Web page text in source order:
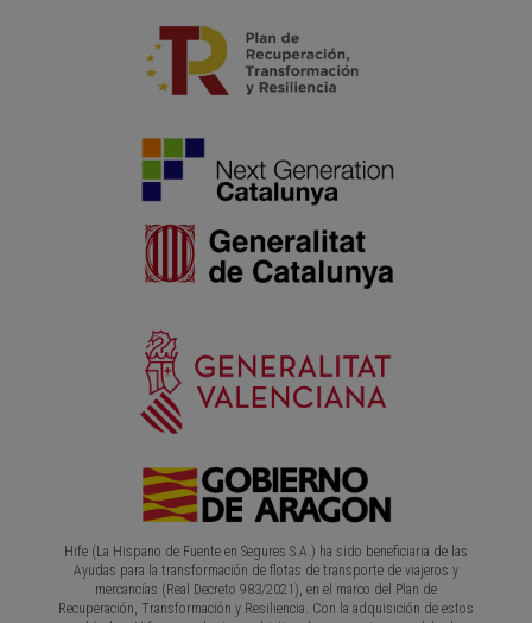
Hife (La Hispano de Fuente en Segures S.A.) ha sido beneficiaria de las
Ayudas para la transformación de flotas de transporte de viajeros y
mercancías (Real Decreto 983/2021), en el marco del Plan de
Recuperación, Transformación y Resiliencia. Con la adquisición de estos